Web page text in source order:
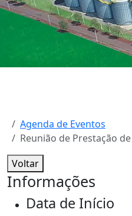
Agenda de Eventos
Reunião de Prestação
Voltar
Informações
Data de Início